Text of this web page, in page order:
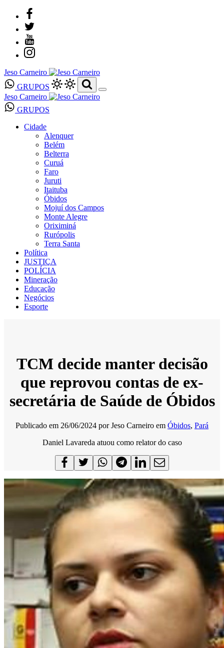
Jeso Carneiro
GRUPOS
Jeso Carneiro
GRUPOS
Cidade
Alenquer
Belém
Belterra
Curuá
Faro
Juruti
Itaituba
Óbidos
Mojuí dos Campos
Monte Alegre
Oriximiná
Rurópolis
Terra Santa
Política
JUSTIÇA
POLÍCIA
Mineração
Educação
Negócios
Esporte
TCM decide manter decisão
que reprovou contas de ex-
secretária de Saúde de Óbidos
Publicado em 26/06/2024 porJeso Carneiro em Óbidos, Pará
Daniel Lavareda atuou como relator do caso